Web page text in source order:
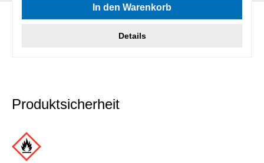
In den Warenkorb
Details
Produktsicherheit